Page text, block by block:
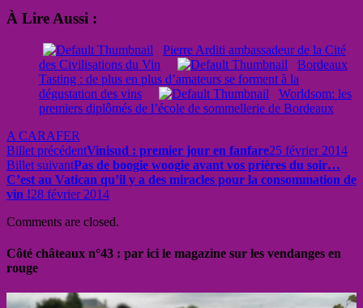
À Lire Aussi :
Pierre Arditi ambassadeur de la Cité
des Civilisations du Vin
Bordeaux
Tasting : de plus en plus d’amateurs se forment à la
dégustation des vins
Worldsom: les
premiers diplômés de l’école de sommellerie de Bordeaux
A CARAFER
Billet précédentVinisud : premier jour en fanfare25 février 2014
Billet suivantPas de boogie woogie avant vos prières du soir…
C’est au Vatican qu’il y a des miracles pour la consommation de
vin !28 février 2014
Comments are closed.
Côté châteaux n°43 : par ici le magazine sur les vendanges en
rouge